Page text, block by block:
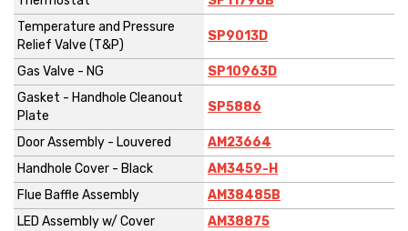
Temperature and Pressure
Relief Valve (T&P)
SP9013D
Gas Valve - NG
SP10963D
Gasket - Handhole Cleanout
Plate
SP5886
Door Assembly - Louvered
AM23664
Handhole Cover - Black
AM3459-H
Flue Baffle Assembly
AM38485B
LED Assembly w/ Cover
AM38875